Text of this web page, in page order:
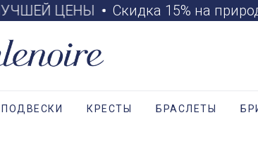
ЦЕНЫ Скидка 15% на
КРЕСТЫ БРАСЛЕТЫ